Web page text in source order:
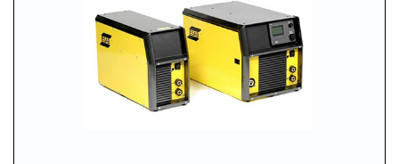
ПАРТНЕРЫ
НОВОСТИ